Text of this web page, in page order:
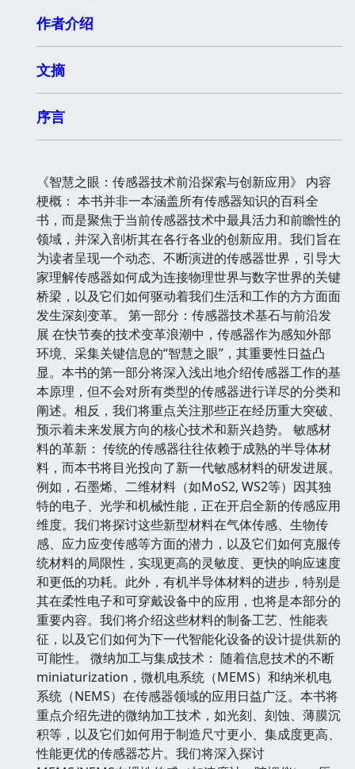
作者介绍
文摘
序言
《智慧之眼：传感器技术前沿探索与创新应用》 内容
梗概： 本书并非一本涵盖所有传感器知识的百科全
书，而是聚焦于当前传感器技术中最具活力和前瞻性的
领域，并深入剖析其在各行各业的创新应用。我们旨在
为读者呈现一个动态、不断演进的传感器世界，引导大
家理解传感器如何成为连接物理世界与数字世界的关键
桥梁，以及它们如何驱动着我们生活和工作的方方面面
发生深刻变革。 第一部分：传感器技术基石与前沿发
展 在快节奏的技术变革浪潮中，传感器作为感知外部
环境、采集关键信息的“智慧之眼”，其重要性日益凸
显。本书的第一部分将深入浅出地介绍传感器工作的基
本原理，但不会对所有类型的传感器进行详尽的分类和
阐述。相反，我们将重点关注那些正在经历重大突破、
预示着未来发展方向的核心技术和新兴趋势。 敏感材
料的革新： 传统的传感器往往依赖于成熟的半导体材
料，而本书将目光投向了新一代敏感材料的研发进展。
例如，石墨烯、二维材料（如MoS2, WS2等）因其独
特的电子、光学和机械性能，正在开启全新的传感应用
维度。我们将探讨这些新型材料在气体传感、生物传
感、应力应变传感等方面的潜力，以及它们如何克服传
统材料的局限性，实现更高的灵敏度、更快的响应速度
和更低的功耗。此外，有机半导体材料的进步，特别是
其在柔性电子和可穿戴设备中的应用，也将是本部分的
重要内容。我们将介绍这些材料的制备工艺、性能表
征，以及它们如何为下一代智能化设备的设计提供新的
可能性。 微纳加工与集成技术： 随着信息技术的不断
miniaturization，微机电系统（MEMS）和纳米机电
系统（NEMS）在传感器领域的应用日益广泛。本书将
重点介绍先进的微纳加工技术，如光刻、刻蚀、薄膜沉
积等，以及它们如何用于制造尺寸更小、集成度更高、
性能更优的传感器芯片。我们将深入探讨